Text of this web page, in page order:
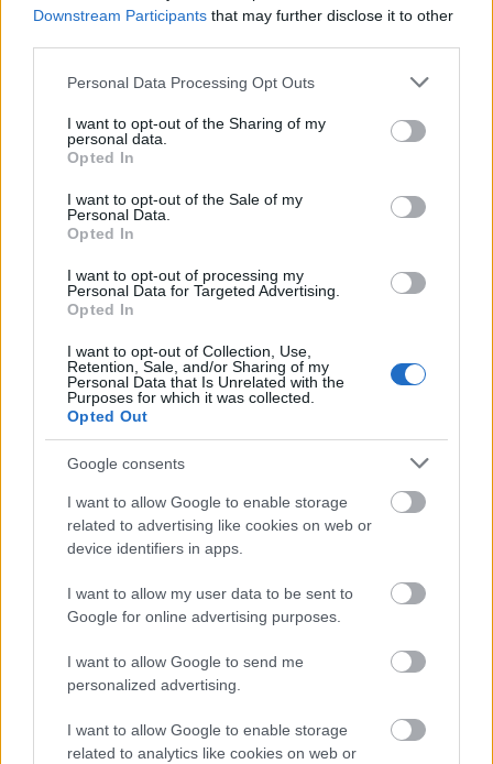
Downstream Participants that may further disclose it to other
Please note that this website/app uses one or more Google
not limited to your visit or usage behaviour. You may click to
grant or deny consent to Google and its third-party tags to
use your data for below specified purposes in below Google
consent section.
Personal Data Processing Opt Outs
I want to opt-out of the Sharing of my
personal data.
Opted In
I want to opt-out of the Sale of my
Personal Data.
Opted In
I want to opt-out of processing my
Personal Data for Targeted Advertising.
Opted In
I want to opt-out of Collection, Use,
Retention, Sale, and/or Sharing of my
Personal Data that Is Unrelated with the
Purposes for which it was collected.
Opted Out
Google consents
I want to allow Google to enable storage
related to advertising like cookies on web or
device identifiers in apps.
I want to allow my user data to be sent to
Google for online advertising purposes.
I want to allow Google to send me
personalized advertising.
I want to allow Google to enable storage
related to analytics like cookies on web or
We Are Rockstars: Second
(albumpremier)
Az egykori Puzzle-frontembere, a Lemeztáska
rovatunkban múlt héten szereplő Ligeti György által,
egykori Puzzle- és egyéb hazai indiezenekarok
tagjaiból verbuvált, 2010-ben alakult We Are
Rockstars már 2011-es, Let It Beat című első
albumának premierjét is a Recorderen tartotta (ez